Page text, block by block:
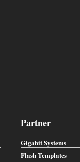
Partner
Gigabit Systems
Flash Templates